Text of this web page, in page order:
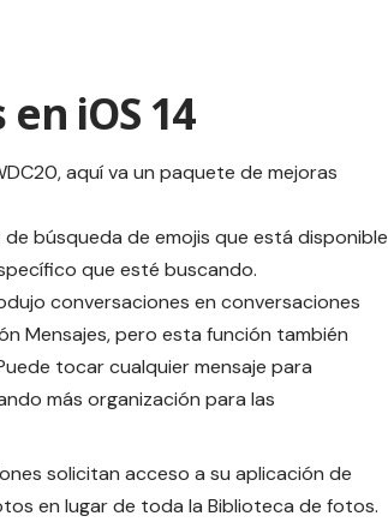
iOS 14
aquí va un paquete de mejoras
de búsqueda de emojis que está disponible
que esté buscando.
conversaciones en conversaciones
Mensajes, pero esta función también
tocar cualquier mensaje para
más organización para las
solicitan acceso a su aplicación de
en lugar de toda la Biblioteca de fotos.